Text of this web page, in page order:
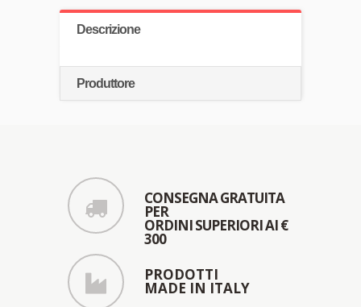
Descrizione
Produttore
CONSEGNA GRATUITA
PER
ORDINI SUPERIORI AI €
300
PRODOTTI
MADE IN ITALY